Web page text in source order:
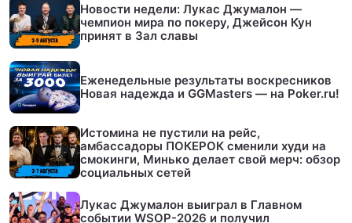
Новости недели: Лукас Джумалон —
чемпион мира по покеру, Джейсон Кун
принят в Зал славы
Еженедельные результаты воскресников
Новая надежда и GGMasters — на Poker.ru!
Истомина не пустили на рейс,
амбассадоры ПОКЕРОК сменили худи на
смокинги, Минько делает свой мерч: обзор
социальных сетей
Лукас Джумалон выиграл в Главном
событии WSOP-2026 и получил